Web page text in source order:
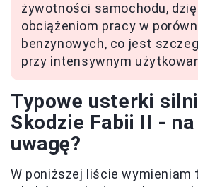
żywotności samochodu,
obciążeniom pracy w
benzynowych, co jest
przy intensywnym
Typowe usterki
Skodzie Fabii II -
uwagę?
W poniższej liście wymieniam